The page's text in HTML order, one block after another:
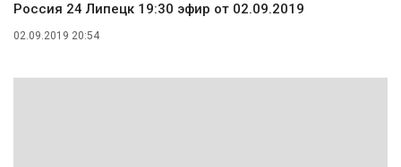
Россия 24 Липецк 19:30 эфир от 02.09.2019
02.09.2019 20:54